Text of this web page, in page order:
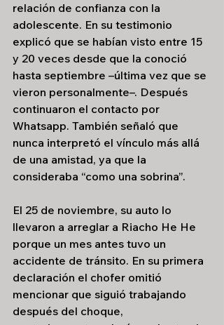
relación de confianza con la
adolescente. En su testimonio
explicó que se habían visto entre 15
y 20 veces desde que la conoció
hasta septiembre –última vez que se
vieron personalmente–. Después
continuaron el contacto por
Whatsapp. También señaló que
nunca interpretó el vínculo más allá
de una amistad, ya que la
consideraba “como una sobrina”.
El 25 de noviembre, su auto lo
llevaron a arreglar a Riacho He He
porque un mes antes tuvo un
accidente de tránsito. En su primera
declaración el chofer omitió
mencionar que siguió trabajando
después del choque,